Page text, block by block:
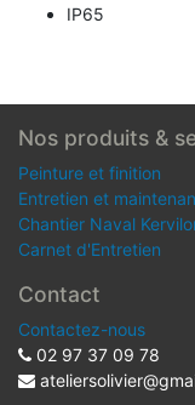
IP65
Nos produits &
Peinture et finition
Entretien et
Chantier Naval
Carnet d'Entretien
Contact
Contactez-nous
02 97 37 09 78